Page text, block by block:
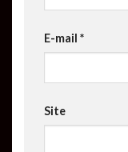
E-mail *
Site